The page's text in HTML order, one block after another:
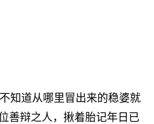
知道从哪里冒出来的稳婆就
善辩之人，揪着胎记年日已